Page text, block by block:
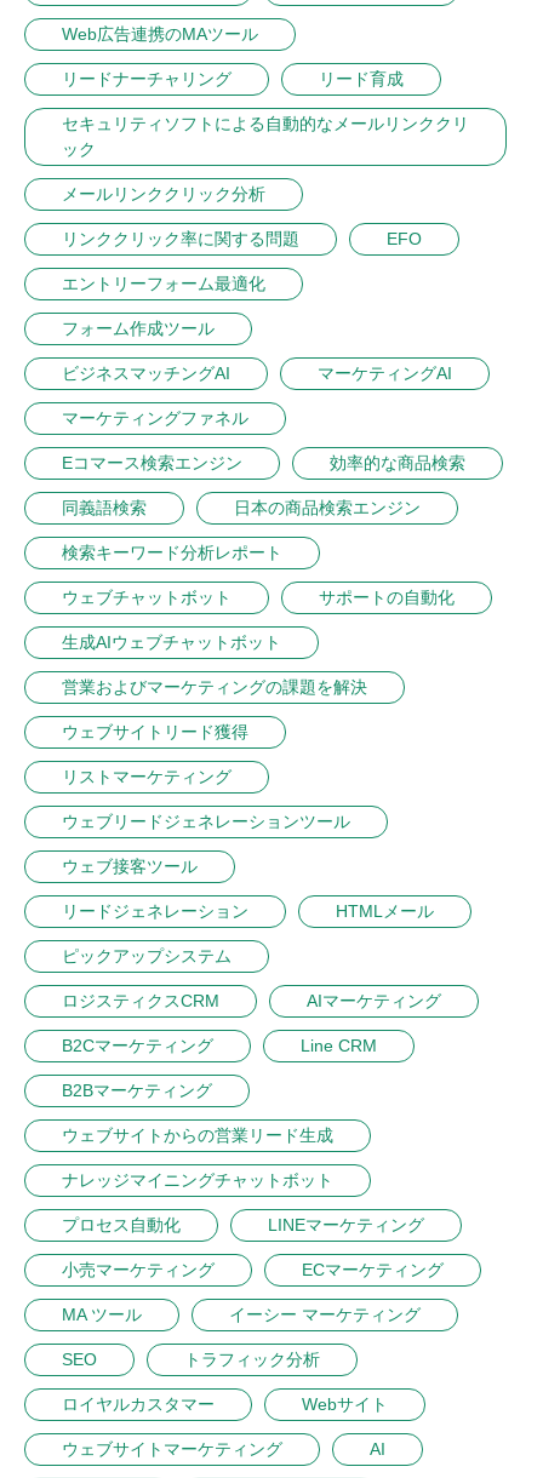
Web広告連携のMAツール
リードナーチャリング リード育成
セキュリティソフトによる自動的なメールリンククリ
ック
メールリンククリック分析
リンククリック率に関する問題 EFO
エントリーフォーム最適化
フォーム作成ツール
ビジネスマッチングAI マーケティングAI
マーケティングファネル
Eコマース検索エンジン 効率的な商品検索
同義語検索 日本の商品検索エンジン
検索キーワード分析レポート
ウェブチャットボット サポートの自動化
生成AIウェブチャットボット
営業およびマーケティングの課題を解決
ウェブサイトリード獲得
リストマーケティング
ウェブリードジェネレーションツール
ウェブ接客ツール
リードジェネレーション HTMLメール
ピックアップシステム
ロジスティクスCRM AIマーケティング
B2Cマーケティング Line CRM
B2Bマーケティング
ウェブサイトからの営業リード生成
ナレッジマイニングチャットボット
プロセス自動化 LINEマーケティング
小売マーケティング ECマーケティング
MA ツール イーシー マーケティング
SEO トラフィック分析
ロイヤルカスタマー Webサイト
ウェブサイトマーケティング AI